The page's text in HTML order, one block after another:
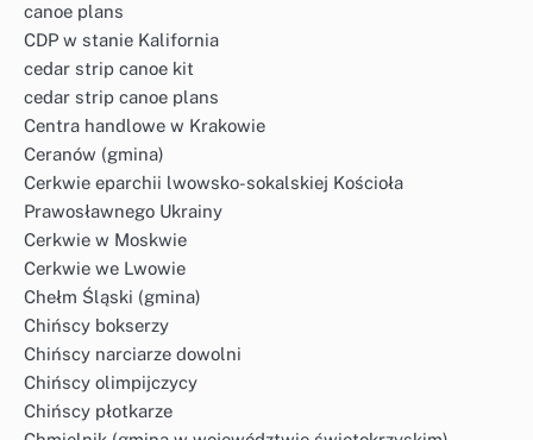
canoe plans
CDP w stanie Kalifornia
cedar strip canoe kit
cedar strip canoe plans
Centra handlowe w Krakowie
Ceranów (gmina)
Cerkwie eparchii lwowsko-sokalskiej Kościoła
Prawosławnego Ukrainy
Cerkwie w Moskwie
Cerkwie we Lwowie
Chełm Śląski (gmina)
Chińscy bokserzy
Chińscy narciarze dowolni
Chińscy olimpijczycy
Chińscy płotkarze